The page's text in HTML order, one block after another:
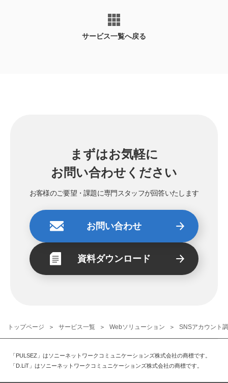
サービス一覧へ戻る
まずはお気軽に
お問い合わせください
お客様のご要望・課題に専門スタッフが回答いたします
資料ダウンロード
お問い合わせ
トップページ サービス一覧 Webソリューション SNSアカウント
「PULSEZ」はソニーネットワークコミュニケーションズ株式会社の商標です。
「D.LiT」はソニーネットワークコミュニケーションズ株式会社の商標です。